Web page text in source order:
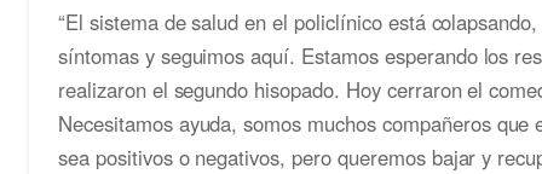
“El sistema de salud en el policlínico está
síntomas y seguimos aquí. Estamos esperando los
realizaron el segundo hisopado. Hoy cerraron el
Necesitamos ayuda, somos muchos compañeros
sea positivos o negativos, pero queremos bajar y